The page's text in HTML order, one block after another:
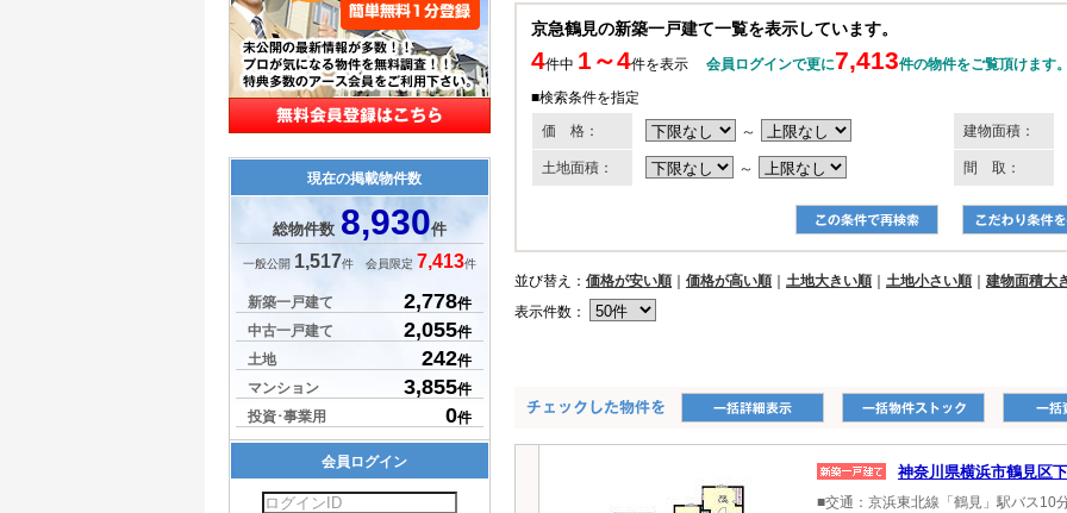
京急鶴見の新築一戸建て一覧を表示しています。
4件中 1～4件を表示 会員ログインで更に7,413件の物件をご覧頂けます
■検索条件を指定
価 格：
～ 建物面積：
土地面積： ～ 間 取：
並び替え： 価格が安い順 価格が高い順 土地大きい順 土地小さい順
建物面積大
表示件数：
神奈川県横浜市鶴見区
■交通：京浜東北線「鶴見」駅バス10
現在の掲載物件数
総物件数 8,930件
一般公開 1,517件 会員限定 7,413件
新築一戸建て 2,778件
中古一戸建て
2,055件
土地
242件
マンション
3,855件
投資･事業用
0件
会員ログイン